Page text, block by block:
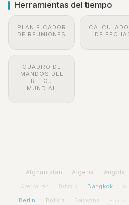
Herramientas del tiempo
PLANIFICADOR
DE REUNIONES
DE
CUADRO DE
MANDOS DEL
RELOJ
MUNDIAL
Afghanistan Algeria Angola
Azerbaijan Bahrain Bangkok
Berlin Bolivia Botswana Brunei